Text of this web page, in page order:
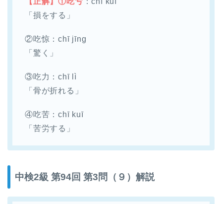
「損をする」
②吃惊：chī jīng
「驚く」
③吃力：chī lì
「骨が折れる」
④吃苦：chī kuī
「苦労する」
中検2級 第94回 第3問（９）解説